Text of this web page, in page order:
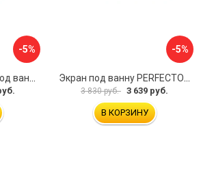
-5% -5%
3 830 руб. 3 639 руб.
В КОРЗИНУ